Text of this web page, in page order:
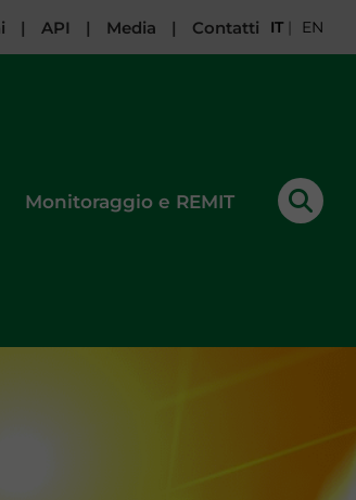
| API | Media | Contatti IT | EN
Monitoraggio e REMIT